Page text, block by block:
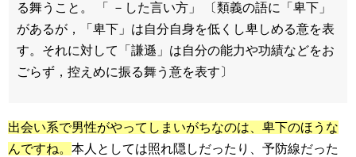
る舞うこと。 「 －した言い方」 〔類義の語に「卑下」
があるが，「卑下」は自分自身を低くし卑しめる意を表
す。それに対して「謙遜」は自分の能力や功績などをお
ごらず，控えめに振る舞う意を表す〕
出会い系で男性がやってしまいがちなのは、卑下のほうな
んですね。 本人としては照れ隠しだったり、予防線だった